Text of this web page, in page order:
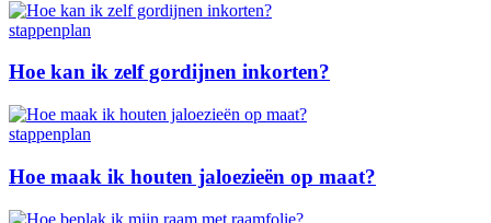
stappenplan
Hoe kan ik zelf gordijnen inkorten?
stappenplan
Hoe maak ik houten jaloezieën op maat?